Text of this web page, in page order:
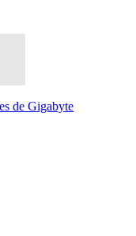
de Gigabyte